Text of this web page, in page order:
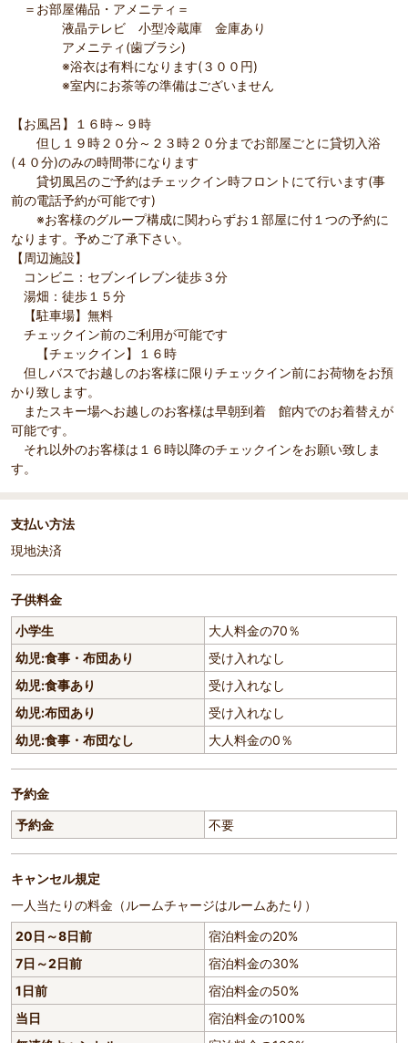
＝お部屋備品・アメニティ＝
液晶テレビ 小型冷蔵庫 金庫あり
アメニティ(歯ブラシ)
※浴衣は有料になります(３００円)
※室内にお茶等の準備はございません
【お風呂】１６時～９時
但し１９時２０分～２３時２０分までお部屋ごとに貸切入浴
(４０分)のみの時間帯になります
貸切風呂のご予約はチェックイン時フロントにて行います(事
前の電話予約が可能です)
※お客様のグループ構成に関わらずお１部屋に付１つの予約に
なります。予めご了承下さい。
【周辺施設】
コンビニ：セブンイレブン徒歩３分
湯畑：徒歩１５分
【駐車場】無料
チェックイン前のご利用が可能です
【チェックイン】１６時
但しバスでお越しのお客様に限りチェックイン前にお荷物をお預
かり致します。
またスキー場へお越しのお客様は早朝到着 館内でのお着替えが
可能です。
それ以外のお客様は１６時以降のチェックインをお願い致しま
す。
支払い方法
現地決済
子供料金
小学生
大人料金の70％
幼児:食事・布団あり
受け入れなし
幼児:食事あり
受け入れなし
幼児:布団あり
受け入れなし
幼児:食事・布団なし
大人料金の0％
予約金
予約金
不要
キャンセル規定
一人当たりの料金（ルームチャージはルームあたり）
20日～8日前
宿泊料金の20%
7日～2日前
宿泊料金の30%
1日前
宿泊料金の50%
当日
宿泊料金の100%